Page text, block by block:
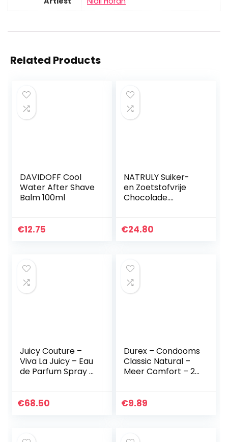
Related Products
DAVIDOFF Cool
Water After Shave
Balm 100ml
€12.75
NATRULY Suiker-
en Zoetstofvrije
Chocolade.
Smaken – Pack
€24.80
Juicy Couture –
Viva La Juicy – Eau
de Parfum Spray –
gourmandgeur NL
€68.50
Durex – Condooms
Classic Natural –
Meer Comfort – 20
€9.89